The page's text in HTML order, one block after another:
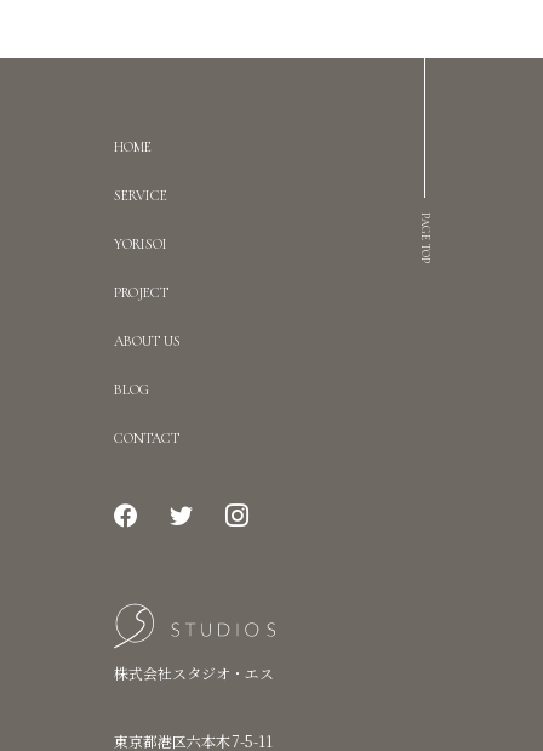
株式会社スタジオ・エス
東京都港区六本木7-5-11
HOME
SERVICE
YORISOI
PROJECT
ABOUT US
BLOG
CONTACT
PAGE TOP